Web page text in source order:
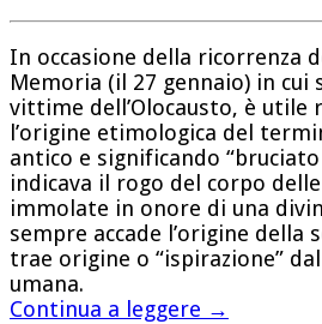
In occasione della ricorrenza
Memoria (il 27 gennaio) in cui
vittime dell’Olocausto, è utile
l’origine etimologica del
antico e significando
indicava il rogo del corpo
immolate in onore di una
sempre accade l’origine della
trae origine o “ispirazione”
umana.
Continua a leggere →